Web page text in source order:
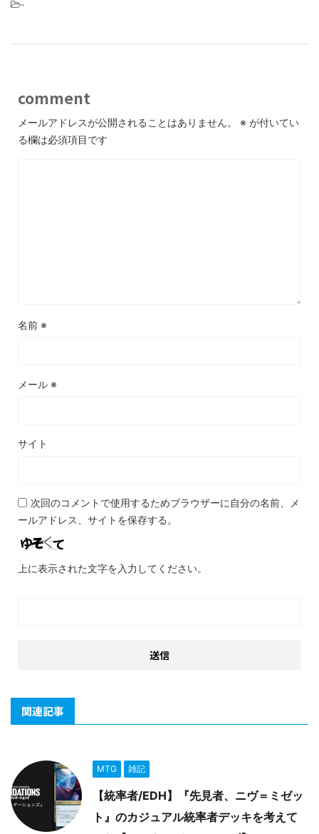
-
comment
メールアドレスが公開されることはありません。 ※ が付いてい
る欄は必須項目です
名前 ※
メール ※
サイト
次回のコメントで使用するためブラウザーに自分の名前、メ
ールアドレス、サイトを保存する。
上に表示された文字を入力してください。
関連記事
MTG 雑記
【統率者/EDH】『先見者、ニヴ＝ミゼッ
ト』のカジュアル統率者デッキを考えて